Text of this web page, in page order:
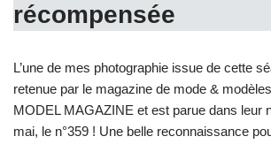
récompensée
L’une de mes photographie issue de cette
retenue par le magazine de mode &
MODEL MAGAZINE et est parue dans leur
mai, le n°359 ! Une belle reconnaissance